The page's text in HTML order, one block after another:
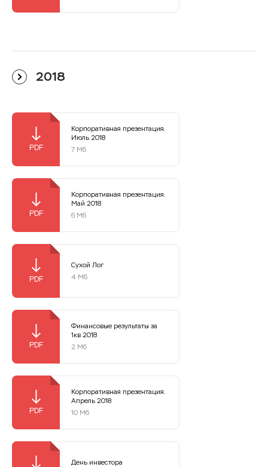
2018
Корпоративная презентация.
Июль 2018
7 Мб
Корпоративная презентация.
Май 2018
6 Мб
Сухой Лог
4 Мб
Финансовые результаты за
1кв 2018
2 Мб
Корпоративная презентация.
Апрель 2018
10 Мб
День инвестора